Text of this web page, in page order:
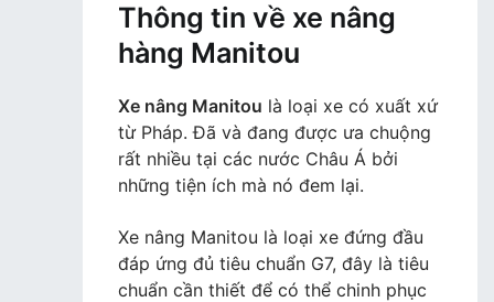
Thông tin về xe nâng
hàng Manitou
Xe nâng Manitou là loại xe có xuất xứ
từ Pháp. Đã và đang được ưa chuộng
rất nhiều tại các nước Châu Á bởi
những tiện ích mà nó đem lại.
Xe nâng Manitou là loại xe đứng đầu
đáp ứng đủ tiêu chuẩn G7, đây là tiêu
chuẩn cần thiết để có thể chinh phục